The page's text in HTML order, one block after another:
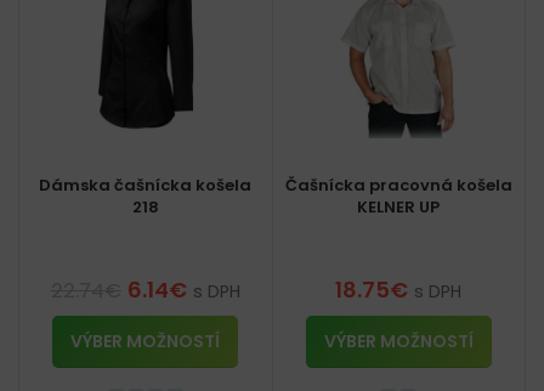
Dámska čašnícka košela
218
6.14€ s DPH
VÝBER MOŽNOSTÍ
Čašnícka pracovná košela
KELNER UP
18.75€ s DPH
VÝBER MOŽNOSTÍ